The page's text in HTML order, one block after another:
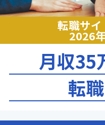
転職サ
2026
月収35
転